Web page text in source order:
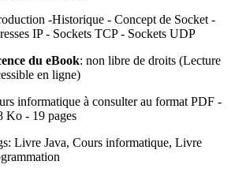
-Historique - Concept de Socket -
IP - Sockets TCP - Sockets UDP
du eBook: non libre de droits (Lecture
en ligne)
informatique à consulter au format PDF -
Ko - 19 pages
Livre Java, Cours informatique, Livre